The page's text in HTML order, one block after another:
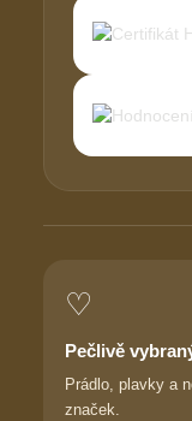
♡
Pečlivě
Prádlo, plavky a
značek.